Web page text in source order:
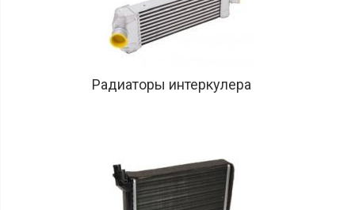
Радиаторы интеркулера